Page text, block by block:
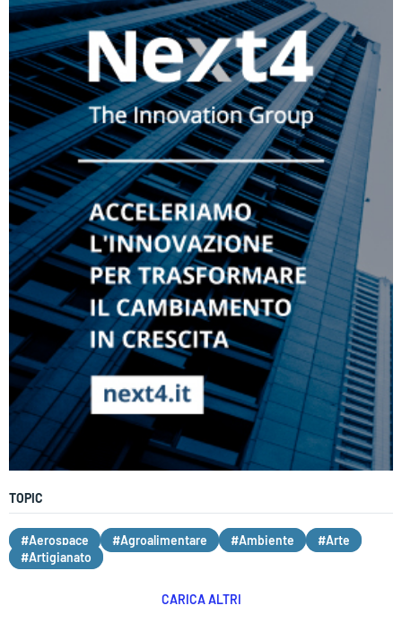
TOPIC
#Aerospace #Agroalimentare #Ambiente
#Arte
#Artigianato
CARICA ALTRI